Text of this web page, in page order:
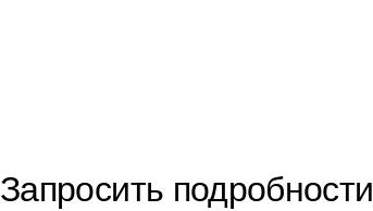
Запросить подробности